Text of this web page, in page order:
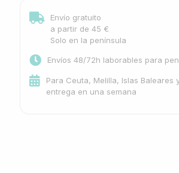
Envío gratuito
a partir de 45 €
Solo en la península
Envíos 48/72h laborables para
Para Ceuta, Melilla, Islas Baleares
entrega en una semana